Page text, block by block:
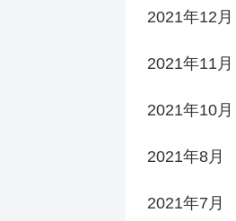
2021年12月
2021年11月
2021年10月
2021年8月
2021年7月